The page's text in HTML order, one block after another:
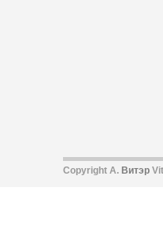
Copyright А. Витэр